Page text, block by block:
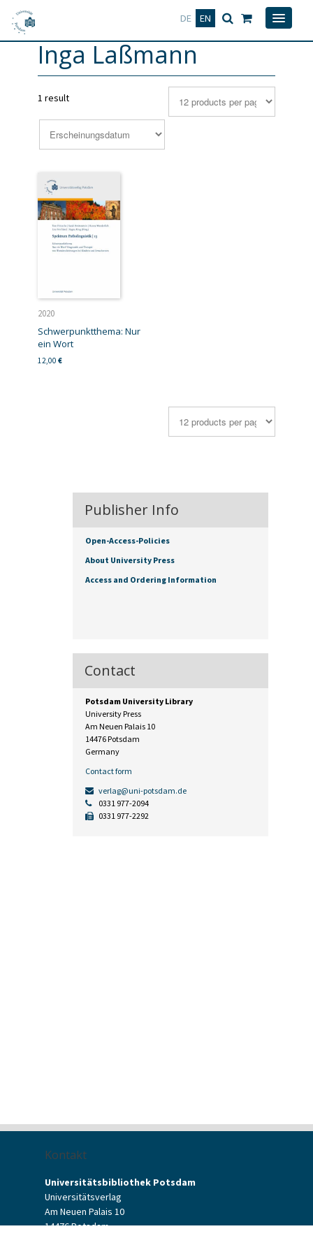
DE EN
Deutsch
Inga Laßmann
1 result
2020
Schwerpunktthema: Nur
ein Wort
12,00 €
Publisher Info
Open-Access-Policies
About University Press
Access and Ordering Information
Contact
Potsdam University Library
University Press
Am Neuen Palais 10
14476 Potsdam
Germany
Contact form
verlag@uni-potsdam.de
0331 977-2094
0331 977-2292
Kontakt
Universitätsbibliothek Potsdam
Universitätsverlag
Am Neuen Palais 10
14476 Potsdam